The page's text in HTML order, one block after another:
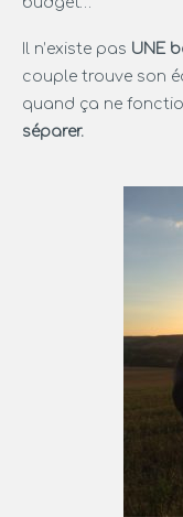
Il n’existe pas UNE
couple trouve son
quand ça ne
séparer.